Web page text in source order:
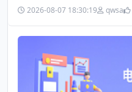
2026-08-07 18:30:19 qwsa